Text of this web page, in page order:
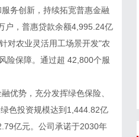
务创新，持续拓宽普惠金融
户，普惠贷款余额4,995.24亿
对农业灵活用工场景开发"农
险保障。通过超 42,800个服
优势，充分发挥绿色保险、
色投资规模达到1,444.82亿
亿元。公司承诺于2030年